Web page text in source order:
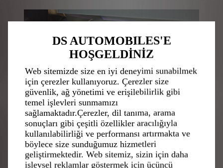
DS AUTOMOBILES'E
HOŞGELDİNİZ
Web sitemizde size en iyi deneyimi sunabilmek
için çerezler kullanıyoruz. Çerezler size
güvenlik, ağ yönetimi ve erişilebilirlik gibi
temel işlevleri sunmamızı
sağlamaktadır.Çerezler, dil tanıma, arama
sonuçları gibi çeşitli özellikler aracılığıyla
kullanılabilirliği ve performansı artırmakta ve
böylece size sunduğumuz hizmetleri
geliştirmektedir. Web sitemiz, sizin için daha
işlevsel reklamlar göstermek için üçüncü